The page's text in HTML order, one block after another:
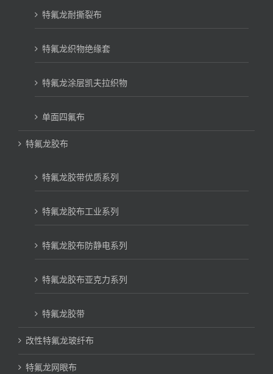
特氟龙耐撕裂布
特氟龙织物绝缘套
特氟龙涂层凯夫拉织物
单面四氟布
特氟龙胶布
特氟龙胶带优质系列
特氟龙胶布工业系列
特氟龙胶布防静电系列
特氟龙胶布亚克力系列
特氟龙胶带
改性特氟龙玻纤布
特氟龙网眼布